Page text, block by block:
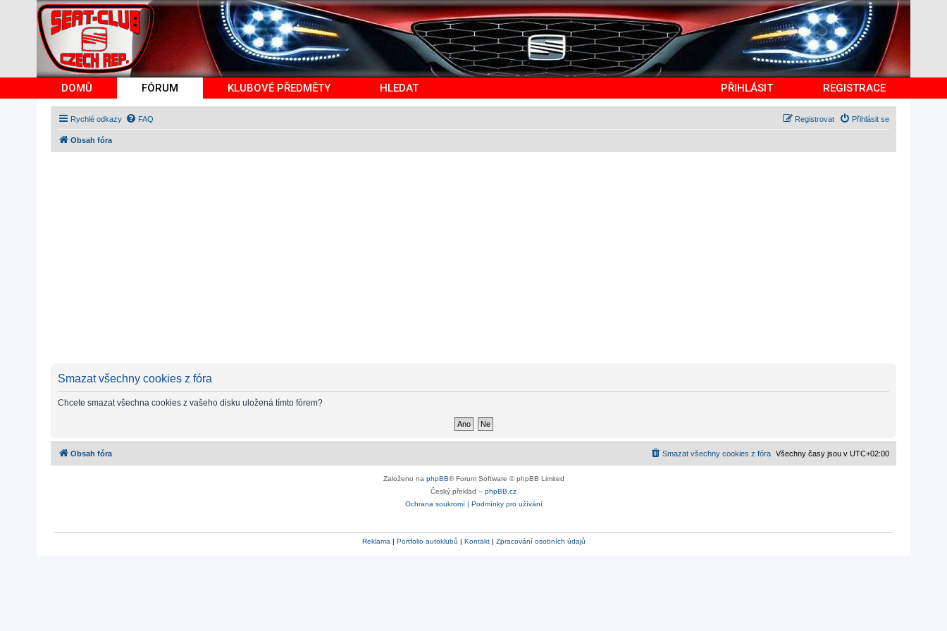
DOMŮ FÓRUM KLUBOVÉ PŘEDMĚTY HLEDAT PŘIHLÁSIT REGISTRACE
Rychlé odkazy FAQ Přihlásit se
Registrovat
Obsah fóra
Smazat všechny cookies z fóra
Chcete smazat všechna cookies z vašeho disku uložená tímto fórem?
Obsah fóra Všechny časy jsou v UTC+02:00
Smazat všechny cookies z fóra
Založeno na phpBB® Forum Software © phpBB Limited
Český překlad – phpBB.cz
Ochrana soukromí| Podmínky pro užívání
Reklama | Portfolio autoklubů | Kontakt| Zpracování osobních údajů